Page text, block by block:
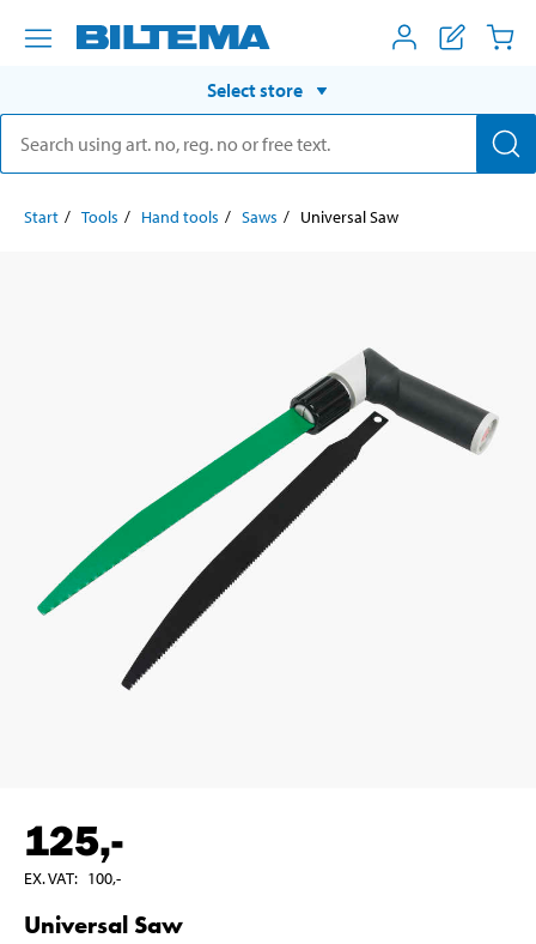
Select store
Start Tools Hand tools Saws Universal Saw
125,-
EX. VAT: 100,-
Universal Saw